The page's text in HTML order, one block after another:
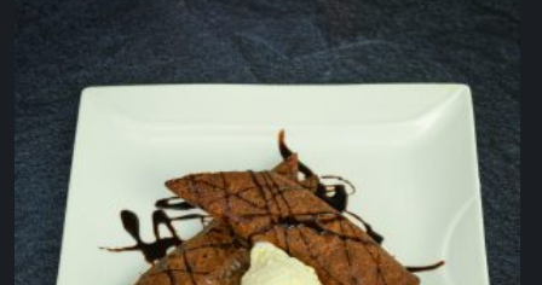
Miješana